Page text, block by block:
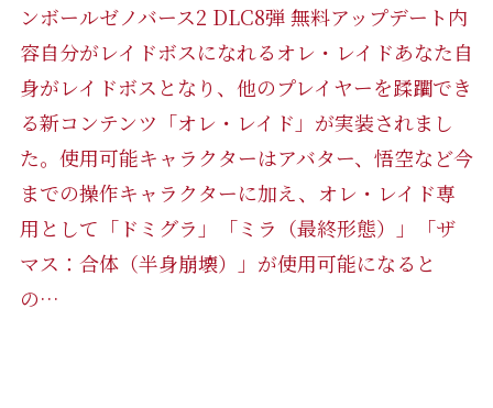
ンボールゼノバース2 DLC8弾 無料アップデート内
容自分がレイドボスになれるオレ・レイドあなた自
身がレイドボスとなり、他のプレイヤーを蹂躙でき
る新コンテンツ「オレ・レイド」が実装されまし
た。使用可能キャラクターはアバター、悟空など今
までの操作キャラクターに加え、オレ・レイド専
用として「ドミグラ」「ミラ（最終形態）」「ザ
マス：合体（半身崩壊）」が使用可能になると
の…